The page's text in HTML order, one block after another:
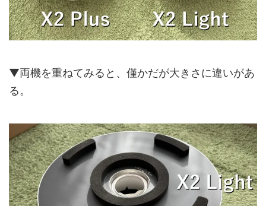
▼両機を重ねてみると、僅かだが大きさに違いがあ
る。